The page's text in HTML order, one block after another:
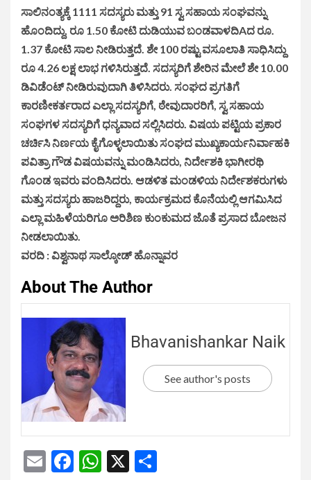
ಸಾಲಿನಂತ್ಯಕ್ಕೆ 1111 ಸದಸ್ಯರು ಮತ್ತು 91 ಸ್ವ ಸಹಾಯ ಸಂಘವನ್ನು
ಹೊಂದಿದ್ದು, ರೂ 1.50 ಕೋಟಿ ದುಡಿಯುವ ಬಂಡವಾಳದಿAದ ರೂ.
1.37 ಕೋಟಿ ಸಾಲ ನೀಡಿರುತ್ತದೆ. ಶೇ 100 ರಷ್ಟು ವಸೂಲಾತಿ ಸಾಧಿಸಿದ್ದು
ರೂ 4.26 ಲಕ್ಷ ಲಾಭ ಗಳಿಸಿರುತ್ತದೆ. ಸದಸ್ಯರಿಗೆ ಶೇರಿನ ಮೇಲೆ ಶೇ 10.00
ಡಿವಿಡೆಂಟ್ ನೀಡಿರುವುದಾಗಿ ತಿಳಿಸಿದರು. ಸಂಘದ ಪ್ರಗತಿಗೆ
ಕಾರಣೀಕರ್ತರಾದ ಎಲ್ಲಾ ಸದಸ್ಯರಿಗೆ, ಠೇವುದಾರರಿಗೆ, ಸ್ವ ಸಹಾಯ
ಸಂಘಗಳ ಸದಸ್ಯರಿಗೆ ಧನ್ಯವಾದ ಸಲ್ಲಿಸಿದರು. ವಿಷಯ ಪಟ್ಟಿಯ ಪ್ರಕಾರ
ಚರ್ಚಿಸಿ ನಿರ್ಣಯ ಕೈಗೊಳ್ಳಲಾಯಿತು ಸಂಘದ ಮುಖ್ಯಕಾರ್ಯನಿರ್ವಾಹಕಿ
ಪವಿತ್ರಾ ಗೌಡ ವಿಷಯವನ್ನು ಮಂಡಿಸಿದರು, ನಿರ್ದೇಶಕಿ ಭಾಗೀರಥಿ
ಗೊಂಡ ಇವರು ವಂದಿಸಿದರು. ಆಡಳಿತ ಮಂಡಳಿಯ ನಿರ್ದೇಶಕರುಗಳು
ಮತ್ತು ಸದಸ್ಯರು ಹಾಜರಿದ್ದರು, ಕಾರ್ಯಕ್ರಮದ ಕೊನೆಯಲ್ಲಿ ಆಗಮಿಸಿದ
ಎಲ್ಲಾ ಮಹಿಳೆಯರಿಗೂ ಅರಿಶಿಣ ಕುಂಕುಮದ ಜೊತೆ ಪ್ರಸಾದ ಬೋಜನ
ನೀಡಲಾಯಿತು.
ವರದಿ : ವಿಶ್ವನಾಥ ಸಾಲ್ಕೋಡ್ ಹೊನ್ನಾವರ
About The Author
Bhavanishankar Naik
See author's posts
EmailFacebook
WhatsApp
X